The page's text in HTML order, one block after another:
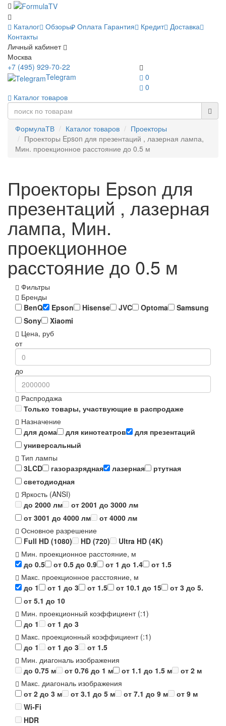
Каталог Обзоры Оплата Гарантия Кредит Доставка
Контакты
Личный кабинет
Москва
0
0
+7 (495) 929-70-22
Telegram
Каталог товаров
ФормулаТВ Каталог товаров
Проекторы
Проекторы Epson для презентаций , лазерная лампа,
Мин. проекционное расстояние до 0.5 м
Проекторы Epson для
презентаций , лазерная
лампа, Мин.
проекционное
расстояние до 0.5 м
Фильтры
Бренды
BenQ
Epson Hisense JVC Optoma
Samsung
Sony
Xiaomi
Цена, руб
от
до
Распродажа
Только товары, участвующие в распродаже
Назначение
для дома
для кинотеатров
для презентаций
универсальный
Тип лампы
3LCD
газоразрядная лазерная
ртутная
светодиодная
Яркость (ANSI)
до 2000 лм
от 2001 до 3000 лм
от 3001 до 4000 лм
от 4000 лм
Основное разрешение
Full HD (1080)
HD (720)
Ultra HD (4K)
Мин. проекционное расстояние, м
до 0.5
от 0.5 до 0.9 от 1 до 1.4
от 1.5
Макс. проекционное расстояние, м
до 1
от 1 до 3 от 1.5 от 10.1 до 15
от 3 до 5.
от 5.1 до 10
Мин. проекционный коэффициент (:1)
до 1
от 1 до 3
Макс. проекционный коэффициент (:1)
до 1
от 1 до 3
от 1.5
Мин. диагональ изображения
до 0.75 м
от 0.76 до 1 м от 1.1 до 1.5 м
от 2 м
Макс. диагональ изображения
от 2 до 3 м
от 3.1 до 5 м от 7.1 до 9 м
от 9 м
Wi-Fi
HDR